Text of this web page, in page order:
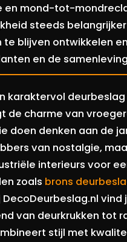
mond-tot-
steeds
blijven ontwikkelen
en de
karaktervol
de charme van
denken aan de
van nostalgie,
interieurs voor
zoals brons
van deurkrukken tot
stijl met